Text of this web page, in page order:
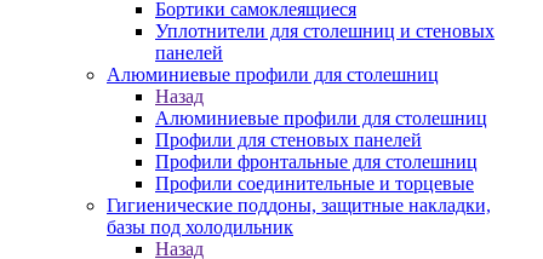
Бортики самоклеящиеся
Уплотнители для столешниц и стеновых
панелей
Алюминиевые профили для столешниц
Назад
Алюминиевые профили для столешниц
Профили для стеновых панелей
Профили фронтальные для столешниц
Профили соединительные и торцевые
Гигиенические поддоны, защитные накладки,
базы под холодильник
Назад